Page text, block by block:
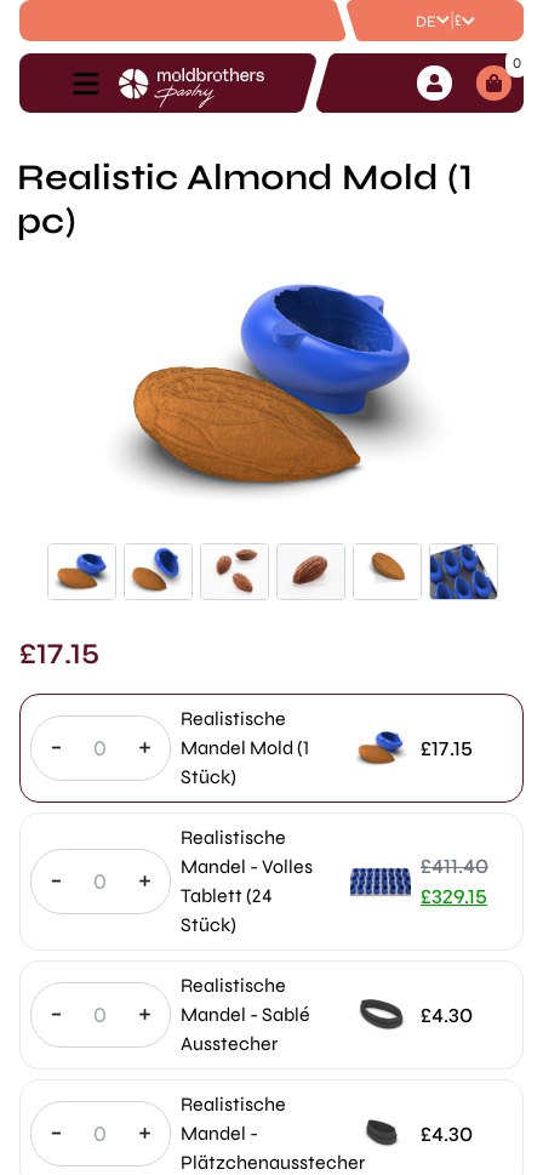
DE | £
0
Realistic Almond Mold (1
pc)
£17.15
- +
Realistische
Mandel Mold (1
Stück)
£17.15
- +
Realistische
Mandel - Volles
Tablett (24
Stück)
£411.40
Der
Preis
411,40
£329.15
aktuelle
beträgt:
£.
- +
Realistische
Mandel - Sablé
Ausstecher
£4.30
- +
Realistische
Mandel -
Plätzchenausstecher
£4.30